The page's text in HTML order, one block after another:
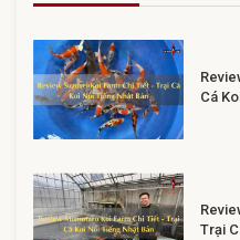
Cá
Trại